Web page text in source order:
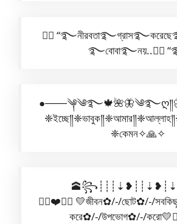
🧚‍♀️
࿐বোবা࿐নয়..🧚‍♀️
❈কেমন✧🙏✧
✿⃟❤️✺⃟ 💛জীবন✿/-/ছোট✿/-/
করে✿/-/উপভোগ✿/-/